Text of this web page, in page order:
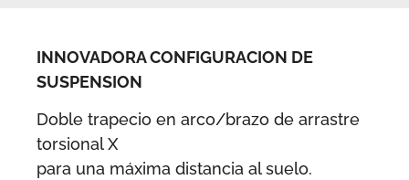
INNOVADORA CONFIGURACION DE
SUSPENSION
Doble trapecio en arco/brazo de arrastre
torsional X
para una máxima distancia al suelo.